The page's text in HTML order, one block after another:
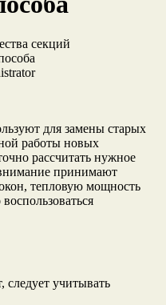
для замены старых
работы новых
рассчитать нужное
принимают
тепловую мощность
следует учитывать